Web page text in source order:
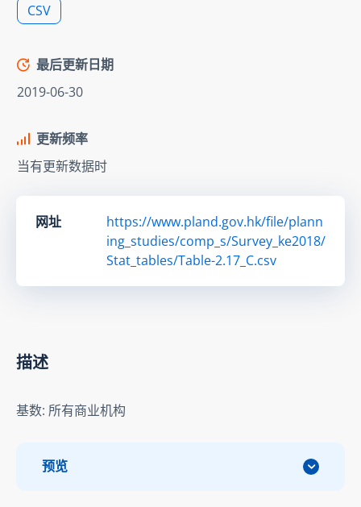
CSV
最后更新日期
2019-06-30
更新频率
当有更新数据时
网址
https://www.pland.gov.hk/file/plann
ing_studies/comp_s/Survey_ke2018/
Stat_tables/Table-2.17_C.csv
描述
基数: 所有商业机构
预览